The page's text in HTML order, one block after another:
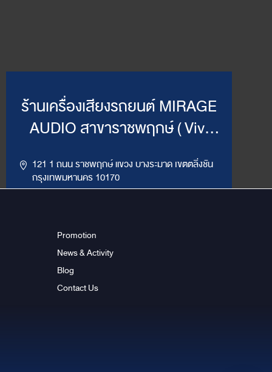
ร้านเครื่องเสียงรถยนต์ MIRAGE
AUDIO สาขาราชพฤกษ์ ( Vivi
121 1 ถนน ราชพฤกษ์ แขวง บางระมาด เขตตลิ่งชัน
กรุงเทพมหานคร 10170
ข้อมูลสาขา
Promotion
News & Activity
Blog
Contact Us